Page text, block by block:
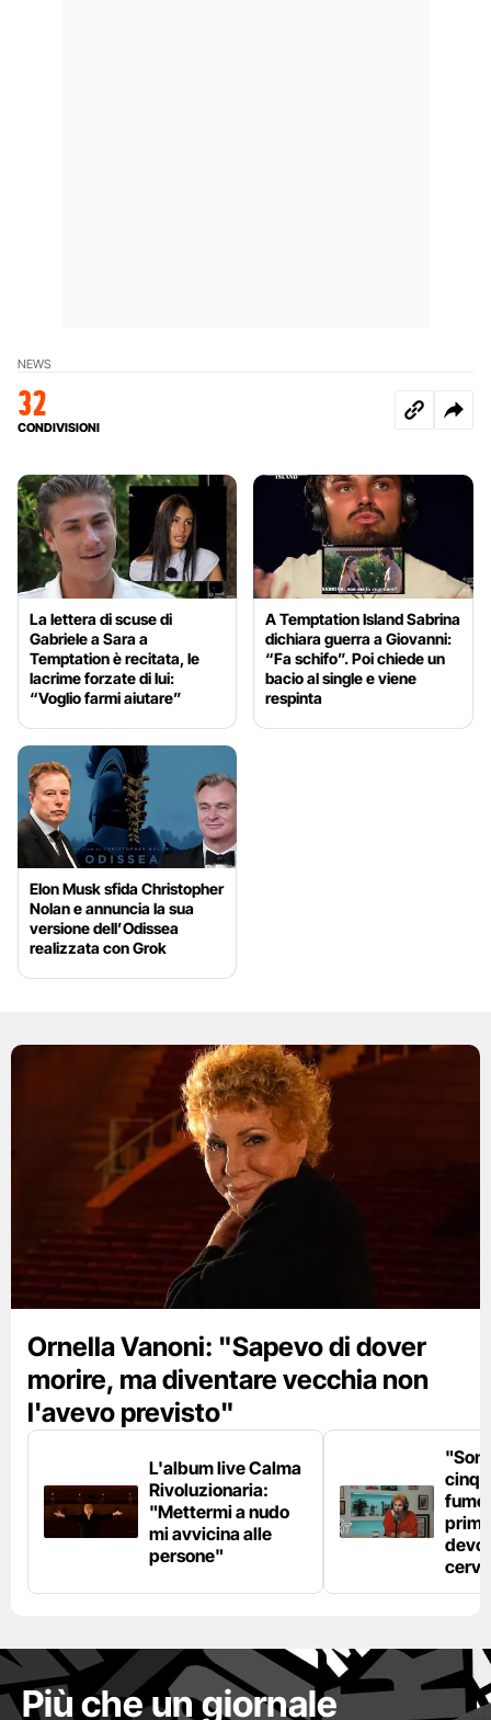
NEWS
32
CONDIVISIONI
La lettera di scuse di
Gabriele a Sara a
Temptation è recitata, le
lacrime forzate di lui:
“Voglio farmi aiutare”
A Temptation Island Sabrina
dichiara guerra a Giovanni:
“Fa schifo”. Poi chiede un
bacio al single e viene
respinta
Elon Musk sfida Christopher
Nolan e annuncia la sua
versione dell’Odissea
realizzata con Grok
Ornella Vanoni: "Sapevo di dover
morire, ma diventare vecchia non
l'avevo previsto"
L'album live Calma
Rivoluzionaria:
"Mettermi a nudo
mi avvicina alle
persone"
fumo
devo
Più che un giornale